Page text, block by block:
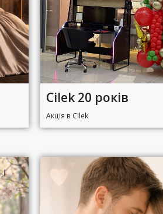
Cilek 20 років
Акція в Cilek